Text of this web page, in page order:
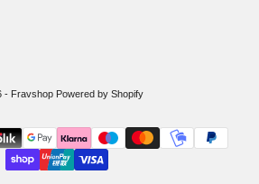
- Fravshop Powered by Shopify